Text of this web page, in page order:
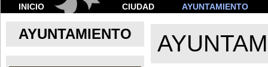
INICIO CIUDAD AYUNTAMIENTO
AYUNTAMIENTO